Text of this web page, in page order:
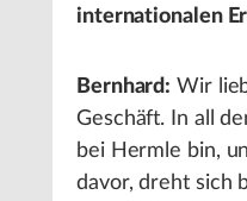
internationalen
Bernhard: Wir
Geschäft. In all
bei Hermle bin,
davor, dreht sich